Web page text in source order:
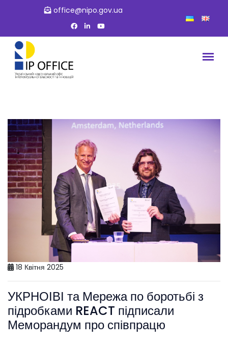
office@nipo.gov.ua
18 Квітня 2025
УКРНОІВІ та Мережа по боротьбі з
підробками REACT підписали
Меморандум про співпрацю